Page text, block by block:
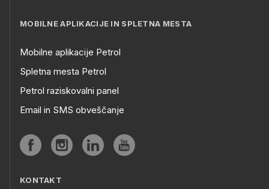
MOBILNE APLIKACIJE IN SPLETNA MESTA
Mobilne aplikacije Petrol
Spletna mesta Petrol
Petrol raziskovalni panel
Email in SMS obveščanje
KONTAKT